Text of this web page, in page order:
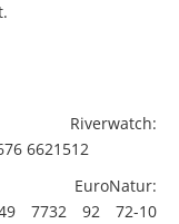
6621512
7732 92 72-10